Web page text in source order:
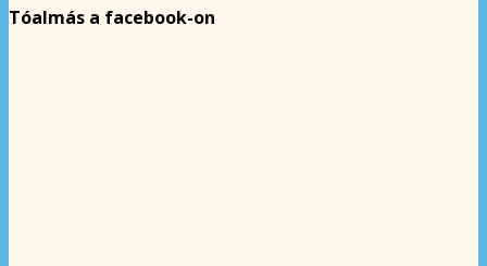
Tóalmás a facebook-on